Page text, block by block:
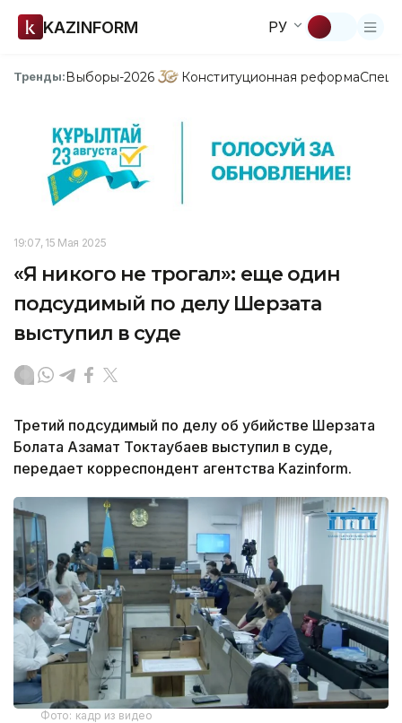
KAZINFORM РУ
Тренды:Выборы-2026 Конституционная реформа
19:07, 15 Мая 2025
«Я никого не трогал»: еще один
подсудимый по делу Шерзата
выступил в суде
Третий подсудимый по делу об убийстве Шерзата
Болата Азамат Токтаубаев выступил в суде,
передает корреспондент агентства Kazinform.
Фото: кадр из видео